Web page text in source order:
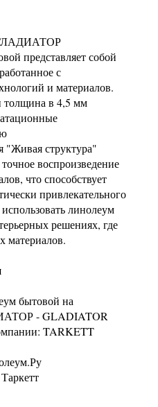
ГЛАДИАТОР
представляет собой
с
и материалов.
толщина в 4,5 мм
"Живая структура"
воспроизведение
что способствует
привлекательного
линолеум
решениях, где
материалов.
бытовой на
- GLADIATOR
TARKETT